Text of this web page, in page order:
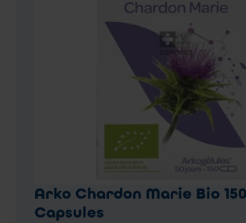
Arko Chardon Marie Bio 150
Capsules